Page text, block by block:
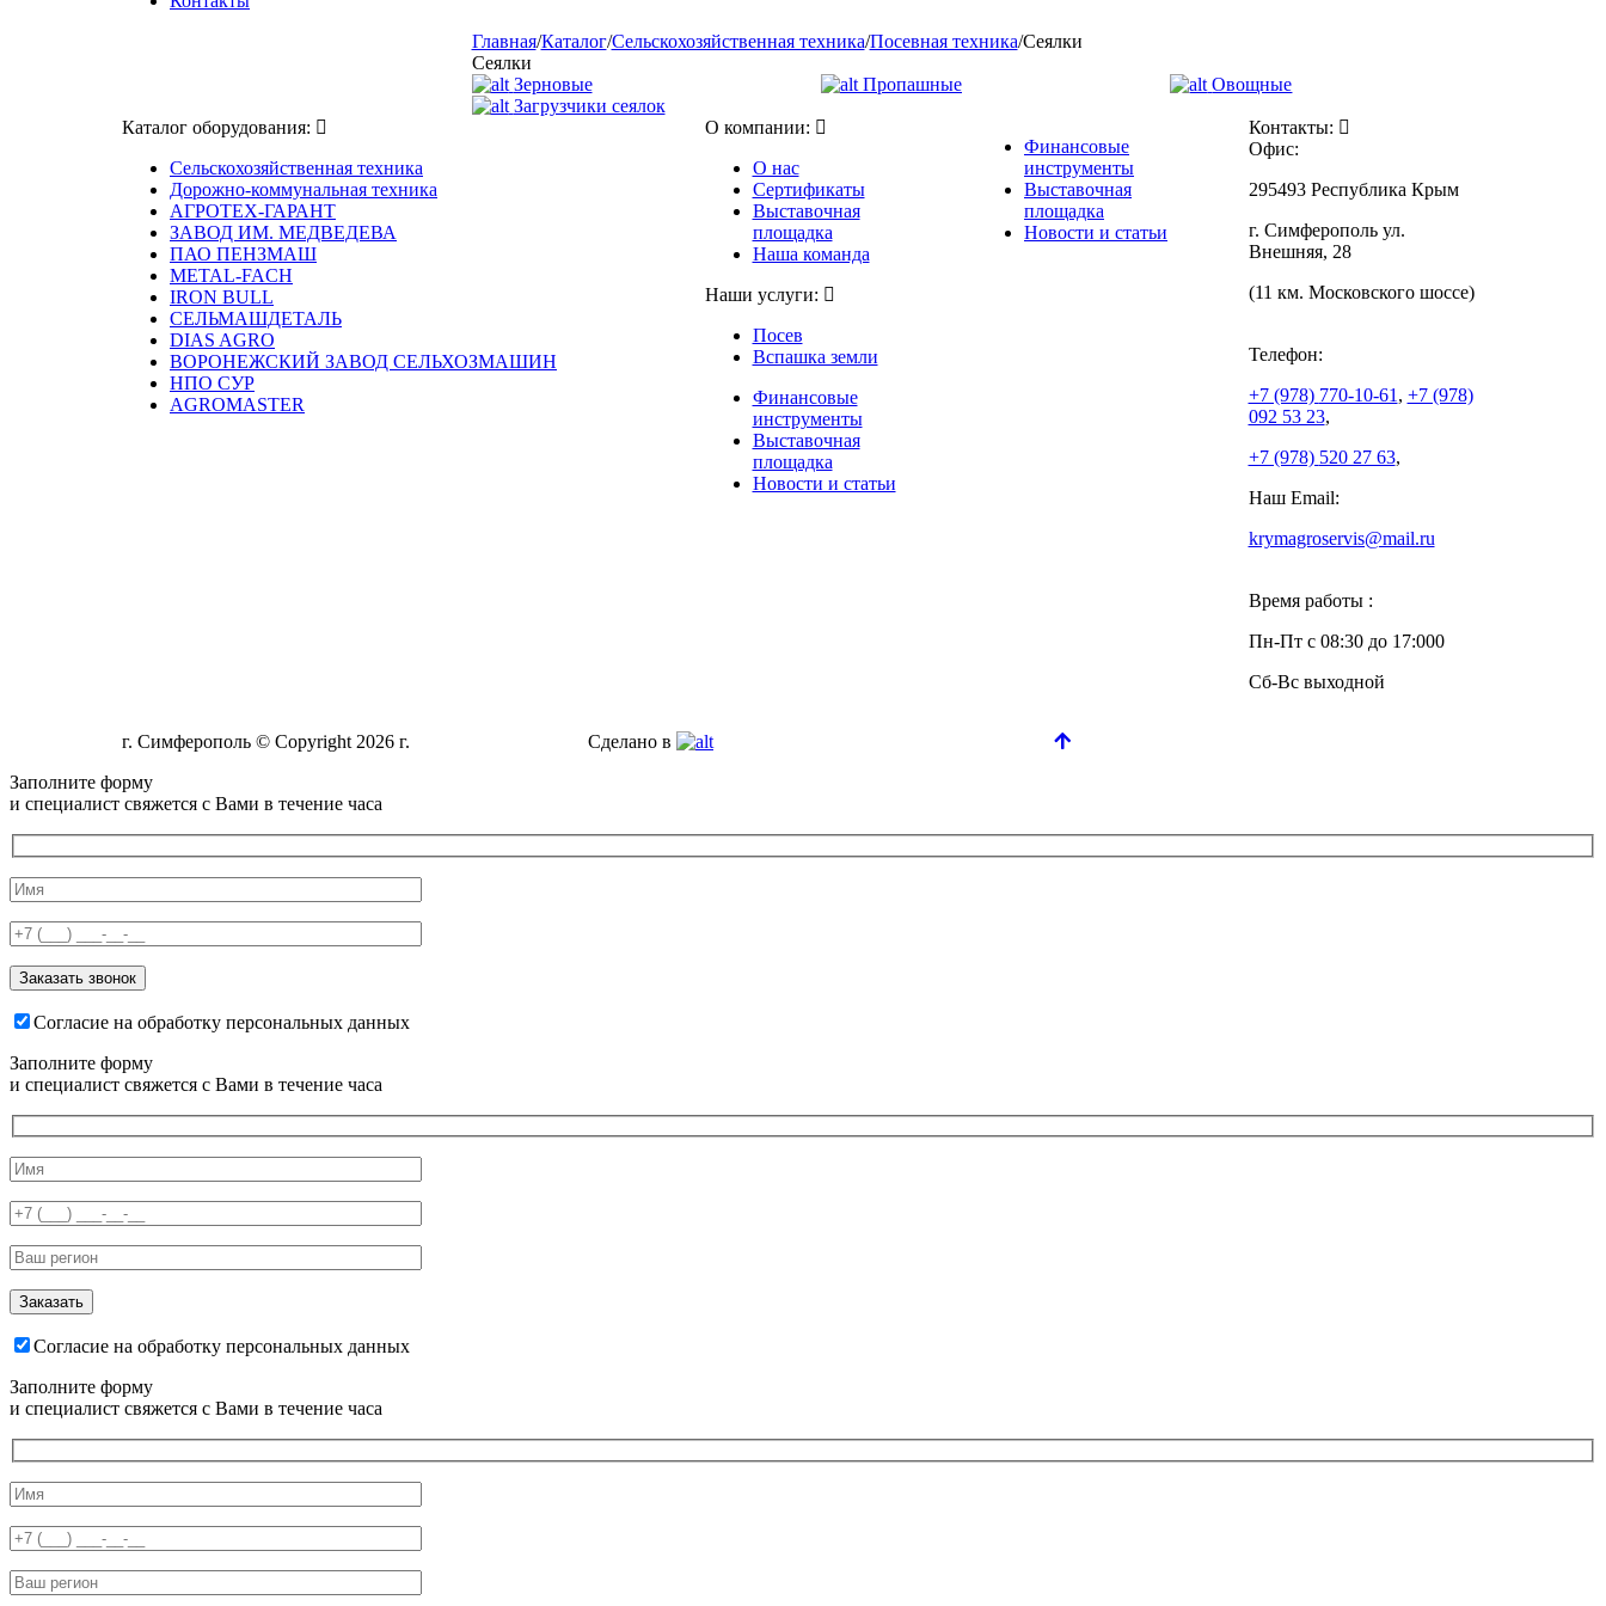
Главная/Каталог/Сельскохозяйственная техника/Посевная техника/Сеялки
Сеялки
Зерновые
Пропашные
Овощные
Загрузчики сеялок
Каталог оборудования:
Сельскохозяйственная техника
Дорожно-коммунальная техника
АГРОТЕХ-ГАРАНТ
ЗАВОД ИМ. МЕДВЕДЕВА
ПАО ПЕНЗМАШ
METAL-FACH
IRON BULL
СЕЛЬМАШДЕТАЛЬ
DIAS AGRO
ВОРОНЕЖСКИЙ ЗАВОД СЕЛЬХОЗМАШИН
НПО СУР
AGROMASTER
О компании:
О нас
Сертификаты
Выставочная
площадка
Наша команда
Наши услуги:
Посев
Вспашка земли
Финансовые
инструменты
Выставочная
площадка
Новости и статьи
Финансовые
инструменты
Выставочная
площадка
Новости и статьи
Контакты:
Офис:
295493 Республика Крым
г. Симферополь ул.
Внешняя, 28
(11 км. Московского шоссе)
Телефон:
+7 (978) 770-10-61 , +7 (978)
092 53 23,
+7 (978) 520 27 63,
Наш Email:
krymagroservis@mail.ru
Время работы :
Пн-Пт с 08:30 до 17:000
Сб-Вс выходной
г. Симферополь © Copyright 2026 г.
Сделано в
Заполните форму
и специалист свяжется с Вами в течение часа
Согласие на обработку персональных данных
Заполните форму
и специалист свяжется с Вами в течение часа
Согласие на обработку персональных данных
Заполните форму
и специалист свяжется с Вами в течение часа